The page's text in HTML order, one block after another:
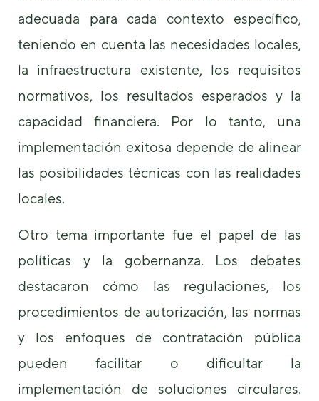
adecuada para cada contexto específico,
teniendo en cuenta las necesidades locales,
la infraestructura existente, los requisitos
normativos, los resultados esperados y la
capacidad financiera. Por lo tanto, una
implementación exitosa depende de alinear
las posibilidades técnicas con las realidades
locales.
Otro tema importante fue el papel de las
políticas y la gobernanza. Los debates
destacaron cómo las regulaciones, los
procedimientos de autorización, las normas
y los enfoques de contratación pública
pueden facilitar o dificultar la
implementación de soluciones circulares.